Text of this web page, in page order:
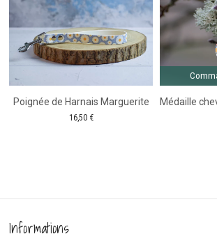
1m65
Poignée de Harnais Marguerite
16,50 €
Informations